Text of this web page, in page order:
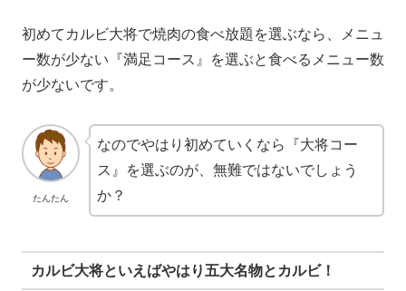
初めてカルビ大将で焼肉の食べ放題を選ぶなら、メニュ
ー数が少ない『満足コース』を選ぶと食べるメニュー数
が少ないです。
たんたん
なのでやはり初めていくなら『大将コー
ス』を選ぶのが、無難ではないでしょう
か？
カルビ大将といえばやはり五大名物とカルビ！